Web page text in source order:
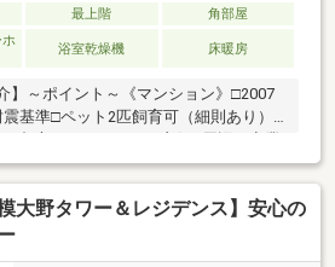
最上階
角部屋
浴室乾燥機 床暖房
】～ポイント～《マンション》□2007
基準□ペット2匹飼育可（細則あり）□
多数あり《専有部分》□希少性の高い
□南西向きにつき陽当り良好□吹抜けの
あるリビング・ダイニング□キッチン
動線の良い間取り□1620サイズの浴室
大野タワー＆レジデンス】安心の